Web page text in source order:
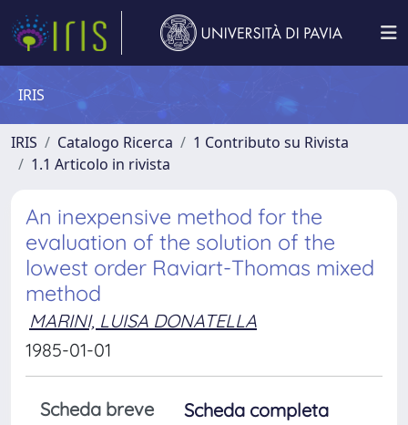
IRIS
IRIS Catalogo Ricerca
1 Contributo su Rivista
1.1 Articolo in rivista
An inexpensive method for the
evaluation of the solution of the
lowest order Raviart-Thomas mixed
method
MARINI, LUISA DONATELLA
1985-01-01
Scheda breve
Scheda completa